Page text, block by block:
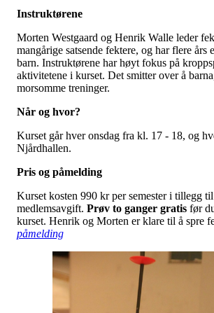
Instruktørene
Morten Westgaard og Henrik Walle leder
mangårige satsende fektere, og har flere års
barn. Instruktørene har høyt fokus på
aktivitetene i kurset. Det smitter over å
morsomme treninger.
Når og hvor?
Kurset går hver onsdag fra kl. 17 - 18, og
Njårdhallen.
Pris og påmelding
Kurset kosten 990 kr per semester i tillegg
medlemsavgift. Prøv to ganger gratis før
kurset. Henrik og Morten er klare til å spre
påmelding